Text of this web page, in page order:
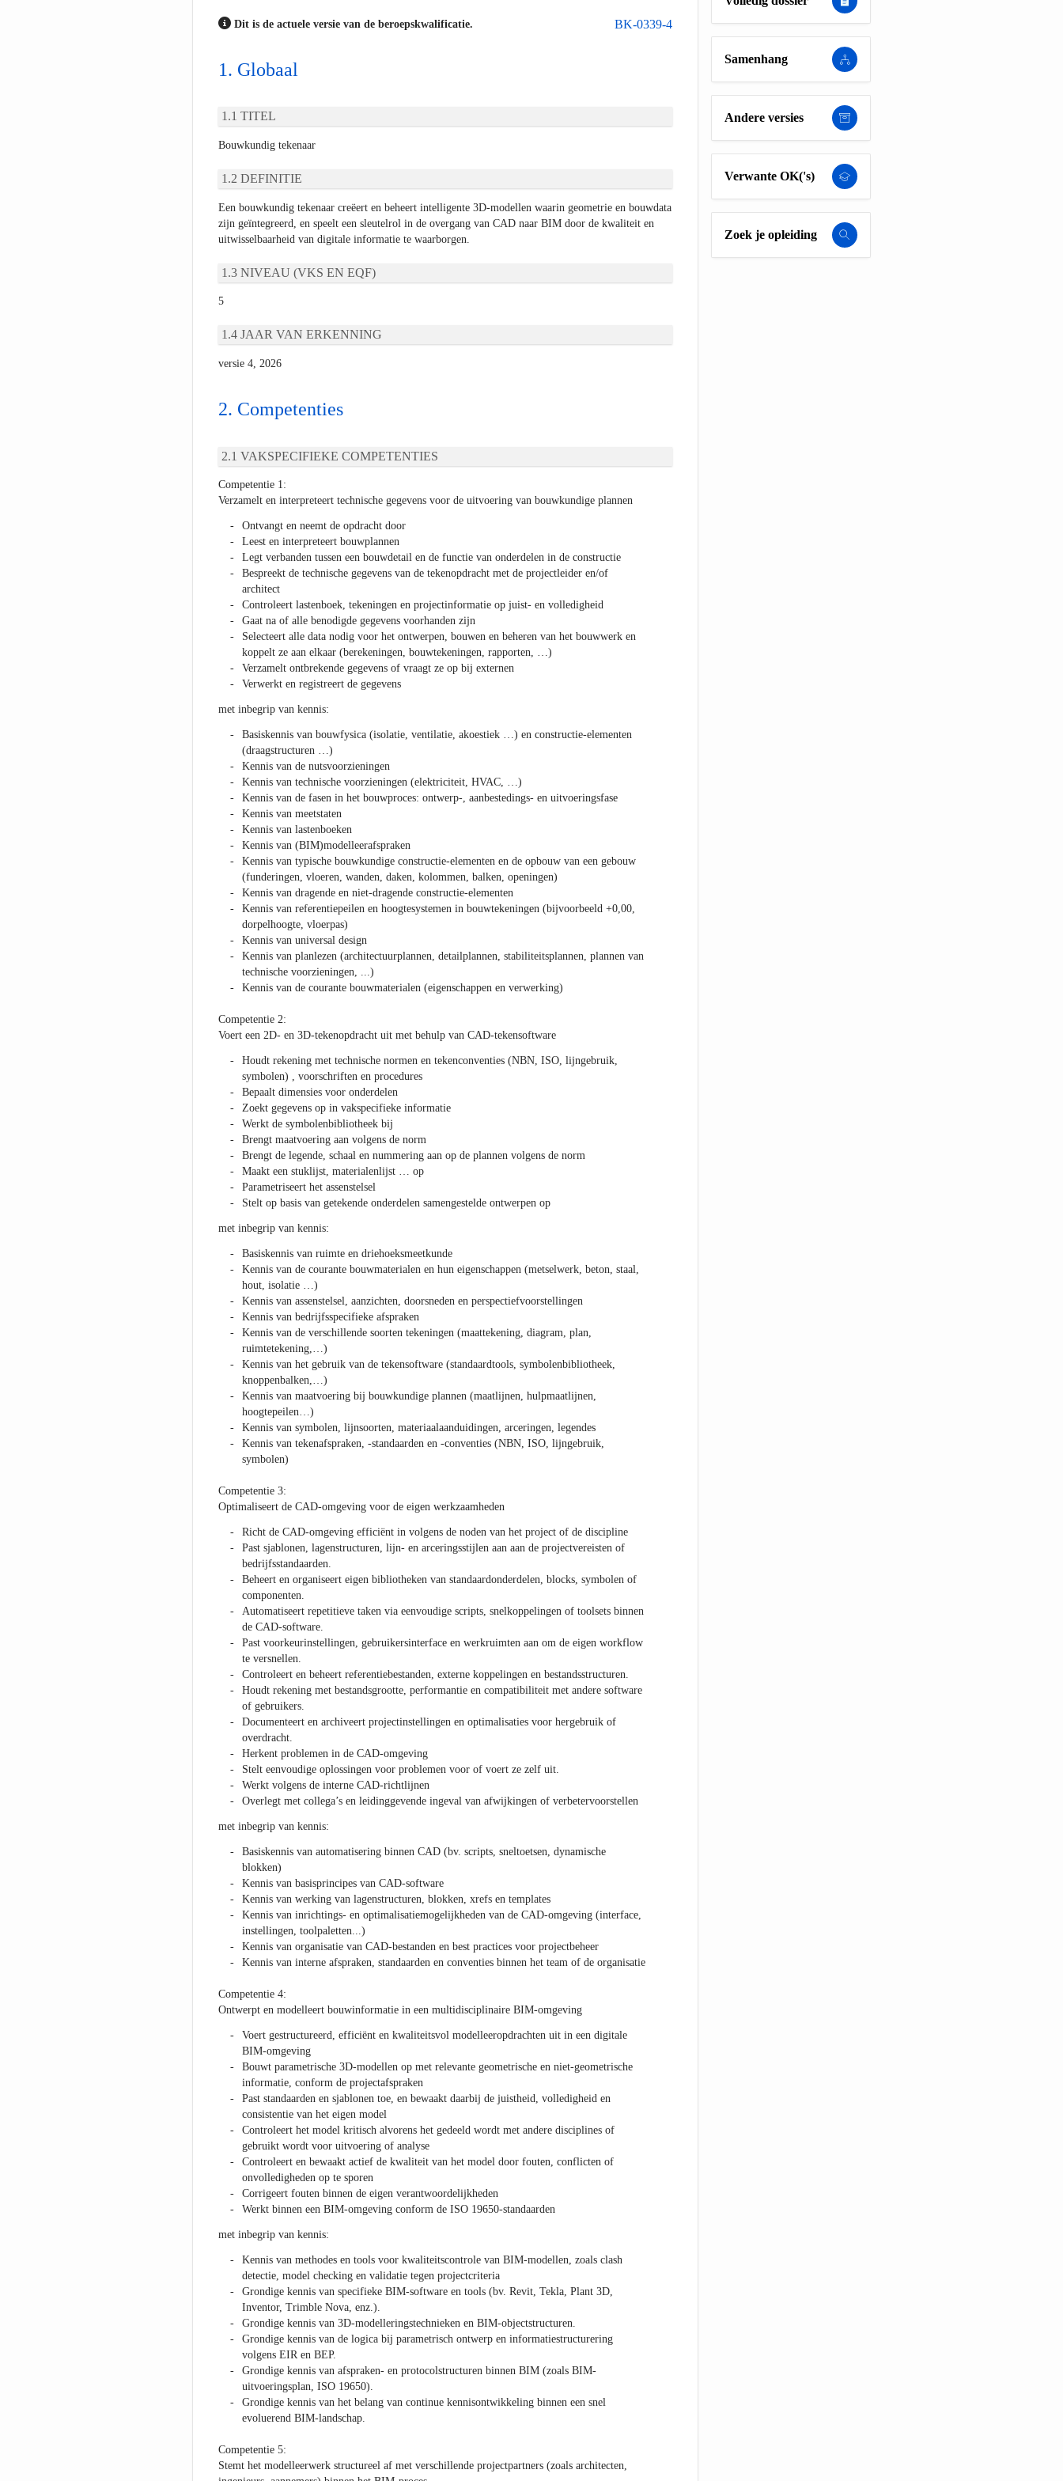
BK-0339-4
Dit is de actuele versie van de beroepskwalificatie.
Globaal
TITEL
Bouwkundig tekenaar
DEFINITIE
Een bouwkundig tekenaar creëert en beheert intelligente 3D-modellen waarin geometrie en bouwdata
zijn geïntegreerd, en speelt een sleutelrol in de overgang van CAD naar BIM door de kwaliteit en
uitwisselbaarheid van digitale informatie te waarborgen.
NIVEAU (VKS EN EQF)
5
JAAR VAN ERKENNING
versie 4, 2026
Competenties
VAKSPECIFIEKE COMPETENTIES
Competentie 1:
Verzamelt en interpreteert technische gegevens voor de uitvoering van bouwkundige plannen
Ontvangt en neemt de opdracht door
Leest en interpreteert bouwplannen
Legt verbanden tussen een bouwdetail en de functie van onderdelen in de constructie
Bespreekt de technische gegevens van de tekenopdracht met de projectleider en/of
architect
Controleert lastenboek, tekeningen en projectinformatie op juist- en volledigheid
Gaat na of alle benodigde gegevens voorhanden zijn
Selecteert alle data nodig voor het ontwerpen, bouwen en beheren van het bouwwerk en
koppelt ze aan elkaar (berekeningen, bouwtekeningen, rapporten, …)
Verzamelt ontbrekende gegevens of vraagt ze op bij externen
Verwerkt en registreert de gegevens
met inbegrip van kennis:
Basiskennis van bouwfysica (isolatie, ventilatie, akoestiek …) en constructie-elementen
(draagstructuren …)
Kennis van de nutsvoorzieningen
Kennis van technische voorzieningen (elektriciteit, HVAC, …)
Kennis van de fasen in het bouwproces: ontwerp-, aanbestedings- en uitvoeringsfase
Kennis van meetstaten
Kennis van lastenboeken
Kennis van (BIM)modelleerafspraken
Kennis van typische bouwkundige constructie-elementen en de opbouw van een gebouw
(funderingen, vloeren, wanden, daken, kolommen, balken, openingen)
Kennis van dragende en niet-dragende constructie-elementen
Kennis van referentiepeilen en hoogtesystemen in bouwtekeningen (bijvoorbeeld +0,00,
dorpelhoogte, vloerpas)
Kennis van universal design
Kennis van planlezen (architectuurplannen, detailplannen, stabiliteitsplannen, plannen van
technische voorzieningen, ...)
Kennis van de courante bouwmaterialen (eigenschappen en verwerking)
Competentie 2:
Voert een 2D- en 3D-tekenopdracht uit met behulp van CAD-tekensoftware
Houdt rekening met technische normen en tekenconventies (NBN, ISO, lijngebruik,
symbolen) , voorschriften en procedures
Bepaalt dimensies voor onderdelen
Zoekt gegevens op in vakspecifieke informatie
Werkt de symbolenbibliotheek bij
Brengt maatvoering aan volgens de norm
Brengt de legende, schaal en nummering aan op de plannen volgens de norm
Maakt een stuklijst, materialenlijst … op
Parametriseert het assenstelsel
Stelt op basis van getekende onderdelen samengestelde ontwerpen op
met inbegrip van kennis:
Basiskennis van ruimte en driehoeksmeetkunde
Kennis van de courante bouwmaterialen en hun eigenschappen (metselwerk, beton, staal,
hout, isolatie …)
Kennis van assenstelsel, aanzichten, doorsneden en perspectiefvoorstellingen
Kennis van bedrijfsspecifieke afspraken
Kennis van de verschillende soorten tekeningen (maattekening, diagram, plan,
ruimtetekening,…)
Kennis van het gebruik van de tekensoftware (standaardtools, symbolenbibliotheek,
knoppenbalken,…)
Kennis van maatvoering bij bouwkundige plannen (maatlijnen, hulpmaatlijnen,
hoogtepeilen…)
Kennis van symbolen, lijnsoorten, materiaalaanduidingen, arceringen, legendes
Kennis van tekenafspraken, -standaarden en -conventies (NBN, ISO, lijngebruik,
symbolen)
Competentie 3:
Optimaliseert de CAD-omgeving voor de eigen werkzaamheden
Richt de CAD-omgeving efficiënt in volgens de noden van het project of de discipline
Past sjablonen, lagenstructuren, lijn- en arceringsstijlen aan aan de projectvereisten of
bedrijfsstandaarden.
Beheert en organiseert eigen bibliotheken van standaardonderdelen, blocks, symbolen of
componenten.
Automatiseert repetitieve taken via eenvoudige scripts, snelkoppelingen of toolsets binnen
de CAD-software.
Past voorkeurinstellingen, gebruikersinterface en werkruimten aan om de eigen workflow
te versnellen.
Controleert en beheert referentiebestanden, externe koppelingen en bestandsstructuren.
Houdt rekening met bestandsgrootte, performantie en compatibiliteit met andere software
of gebruikers.
Documenteert en archiveert projectinstellingen en optimalisaties voor hergebruik of
overdracht.
Herkent problemen in de CAD-omgeving
Stelt eenvoudige oplossingen voor problemen voor of voert ze zelf uit.
Werkt volgens de interne CAD-richtlijnen
Overlegt met collega’s en leidinggevende ingeval van afwijkingen of verbetervoorstellen
met inbegrip van kennis:
Basiskennis van automatisering binnen CAD (bv. scripts, sneltoetsen, dynamische
blokken)
Kennis van basisprincipes van CAD-software
Kennis van werking van lagenstructuren, blokken, xrefs en templates
Kennis van inrichtings- en optimalisatiemogelijkheden van de CAD-omgeving (interface,
instellingen, toolpaletten...)
Kennis van organisatie van CAD-bestanden en best practices voor projectbeheer
Kennis van interne afspraken, standaarden en conventies binnen het team of de organisatie
Competentie 4:
Ontwerpt en modelleert bouwinformatie in een multidisciplinaire BIM-omgeving
Voert gestructureerd, efficiënt en kwaliteitsvol modelleeropdrachten uit in een digitale
BIM-omgeving
Bouwt parametrische 3D-modellen op met relevante geometrische en niet-geometrische
informatie, conform de projectafspraken
Past standaarden en sjablonen toe, en bewaakt daarbij de juistheid, volledigheid en
consistentie van het eigen model
Controleert het model kritisch alvorens het gedeeld wordt met andere disciplines of
gebruikt wordt voor uitvoering of analyse
Controleert en bewaakt actief de kwaliteit van het model door fouten, conflicten of
onvolledigheden op te sporen
Corrigeert fouten binnen de eigen verantwoordelijkheden
Werkt binnen een BIM-omgeving conform de ISO 19650-standaarden
met inbegrip van kennis:
Kennis van methodes en tools voor kwaliteitscontrole van BIM-modellen, zoals clash
detectie, model checking en validatie tegen projectcriteria
Grondige kennis van specifieke BIM-software en tools (bv. Revit, Tekla, Plant 3D,
Inventor, Trimble Nova, enz.).
Grondige kennis van 3D-modelleringstechnieken en BIM-objectstructuren.
Grondige kennis van de logica bij parametrisch ontwerp en informatiestructurering
volgens EIR en BEP.
Grondige kennis van afspraken- en protocolstructuren binnen BIM (zoals BIM-
uitvoeringsplan, ISO 19650).
Grondige kennis van het belang van continue kennisontwikkeling binnen een snel
evoluerend BIM-landschap.
Competentie 5:
Stemt het modelleerwerk structureel af met verschillende projectpartners (zoals architecten,
Samenhang
Andere versies
Verwante OK('s)
Zoek je opleiding